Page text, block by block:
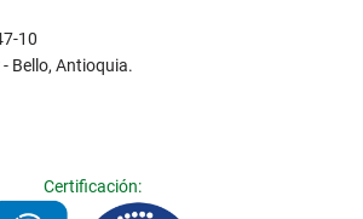
10
Bello, Antioquia.
Certificación: